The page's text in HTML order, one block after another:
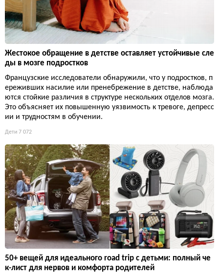
Жестокое обращение в детстве оставляет устойчивые сле
ды в мозге подростков
Французские исследователи обнаружили, что у подростков, п
ереживших насилие или пренебрежение в детстве, наблюда
ются стойкие различия в структуре нескольких отделов мозга.
Это объясняет их повышенную уязвимость к тревоге, депресс
ии и трудностям в обучении.
Дети 7 072
50+ вещей для идеального road trip с детьми: полный че
к-лист для нервов и комфорта родителей